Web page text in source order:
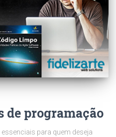
de programação
para quem deseja